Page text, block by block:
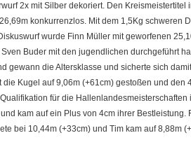
2x mit Silber dekoriert. Den Kreismeistertitel
konkurrenzlos. Mit dem 1,5Kg schweren
wurde Finn Müller mit geworfenen
Buder mit den jugendlichen durchgeführt
gewann die Altersklasse und sicherte sich
Kugel auf 9,06m (+61cm) gestoßen und den
für die
kam auf ein Plus von 4cm ihrer Bestleistung.
bei 10,44m (+33cm) und Tim kam auf 8,88m